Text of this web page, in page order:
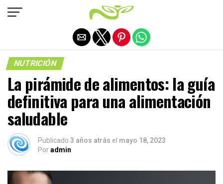
NUTRICIÓN
La pirámide de alimentos: la guía
definitiva para una alimentación
saludable
Publicado 3 años atrás el mayo 18, 2023
Poradmin
Salir de la versión móvil